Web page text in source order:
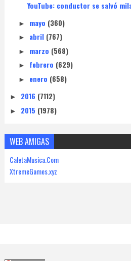
YouTube: conductor se salvó
► mayo (360)
► abril (767)
► marzo (568)
► febrero (629)
► enero (658)
► 2016 (7112)
► 2015 (1978)
WEB AMIGAS
CaletaMusica.Com
XtremeGames.xyz